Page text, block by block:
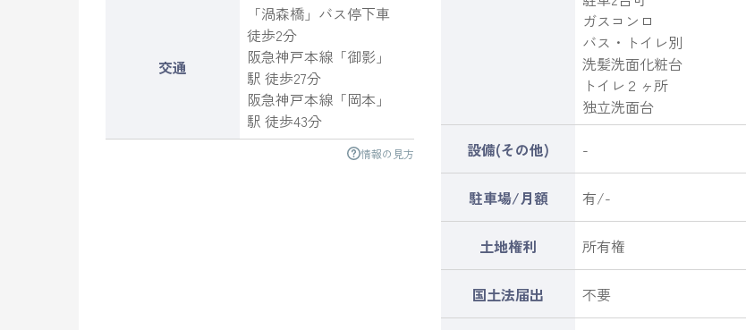
交通
「渦森橋」バス停下車
徒歩2分
阪急神戸本線 「御影 」
駅 徒歩27分
阪急神戸本線 「岡本 」
駅 徒歩43分
情報の見方
ガスコンロ
バス・トイレ別
洗髪洗面化粧台
トイレ２ヶ所
独立洗面台
設備(その他)
-
駐車場/月額 有/-
土地権利 所有権
国土法届出 不要